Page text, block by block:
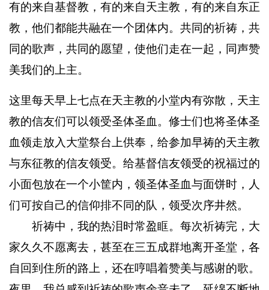
有的来自基督教，有的来自天主教，有的来自东正
教，他们都能共融在一个团体内。共同的祈祷，共
同的歌声，共同的愿望，使他们走在一起，同声赞
美我们的上主。
这里每天早上七点在天主教的小堂内有弥散，天主
教的信友们可以领受圣体圣血。修士们也将圣体圣
血领走放入大堂祭台上供奉，给参加早祷的天主教
与东征教的信友领受。给基督信友领受的祝福过的
小面包放在一个小筐内，领圣体圣血与面饼时，人
们可按自己的信仰排不同的队，领受次序井然。
祈祷中，我的热泪时常盈眶。每次祈祷完，大
家久久不愿离去，甚至在三五成群地离开圣堂，各
自回到住所的路上，还在哼唱着赞美与感谢的歌。